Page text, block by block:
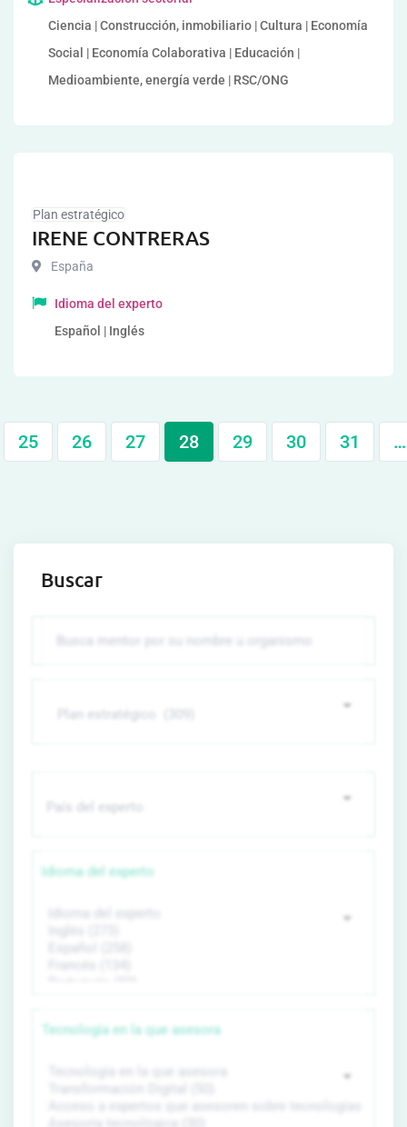
Ciencia | Construcción, inmobiliario | Cultura | Economía
Social | Economía Colaborativa | Educación |
Medioambiente, energía verde | RSC/ONG
Plan estratégico
IRENE CONTRERAS
España
Idioma del experto
Español | Inglés
25 26 27 28 29 30 31 …
Buscar
Idioma del experto
Tecnología en la que asesora